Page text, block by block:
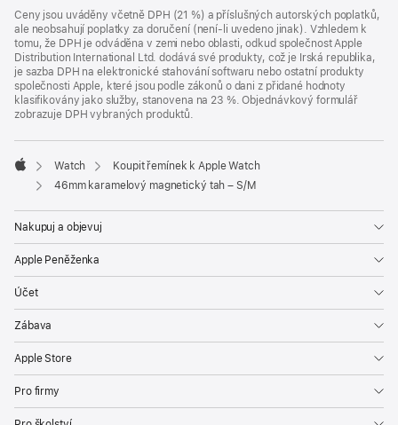
Ceny jsou uváděny včetně DPH (21 %) a příslušných autorských poplatků,
ale neobsahují poplatky za doručení (není-li uvedeno jinak). Vzhledem k
tomu, že DPH je odváděna v zemi nebo oblasti, odkud společnost Apple
Distribution International Ltd. dodává své produkty, což je Irská republika,
je sazba DPH na elektronické stahování softwaru nebo ostatní produkty
společnosti Apple, které jsou podle zákonů o dani z přidané hodnoty
klasifikovány jako služby, stanovena na 23 %. Objednávkový formulář
zobrazuje DPH vybraných produktů.
Apple
Watch
Koupit řemínek k Apple Watch
46mm karamelový magnetický tah – S/M
Nakupuj a objevuj
Apple Peněženka
Účet
Zábava
Apple Store
Pro firmy